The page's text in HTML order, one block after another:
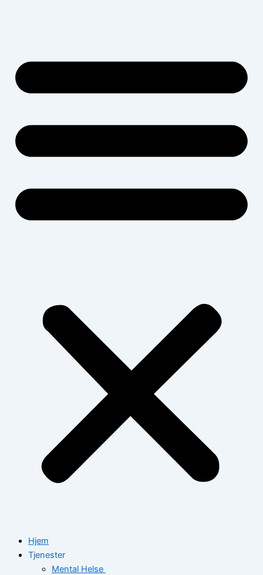
Hjem
Tjenester
Mental Helse